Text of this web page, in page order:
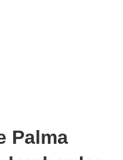
Palma